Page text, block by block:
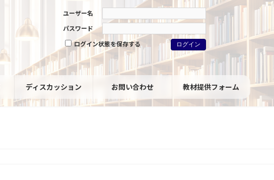
ユーザー名
パスワード
ログイン状態を保存する
ディスカッション お問い合わせ 教材提供フォーム